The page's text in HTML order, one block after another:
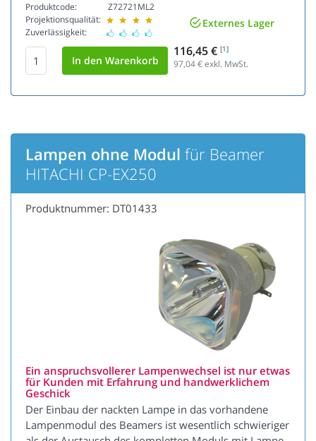
Produktcode:
Projektionsqualität:
Zuverlässigkeit:
Z72721ML2
Externes Lager
116,45 € [1]
97,04€ exkl. MwSt.
Lampen ohne Modul für Beamer
HITACHI CP-EX250
Produktnummer: DT01433
Ein anspruchsvollerer Lampenwechsel ist nur etwas
für Kunden mit Erfahrung und handwerklichem
Geschick
Der Einbau der nackten Lampe in das vorhandene
Lampenmodul des Beamers ist wesentlich schwieriger